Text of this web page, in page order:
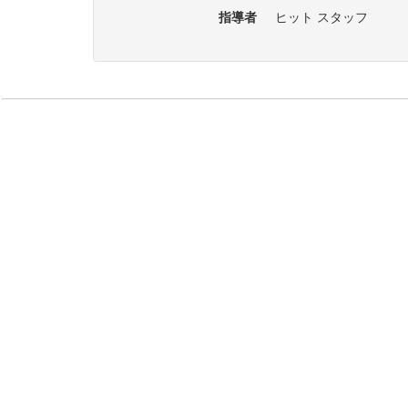
指導者
ヒット スタッフ